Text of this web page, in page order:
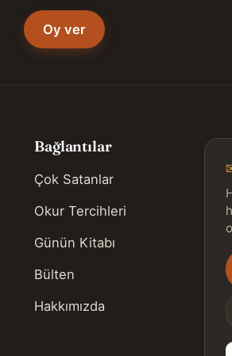
Oy ver
Bağlantılar
Çok Satanlar
Okur Tercihleri
Günün Kitabı
Bülten
Hakkımızda